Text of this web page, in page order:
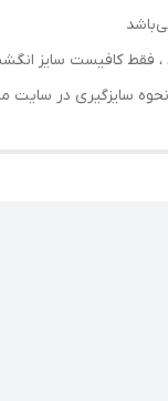
شود ، فقط کافیست
سایزگیری در